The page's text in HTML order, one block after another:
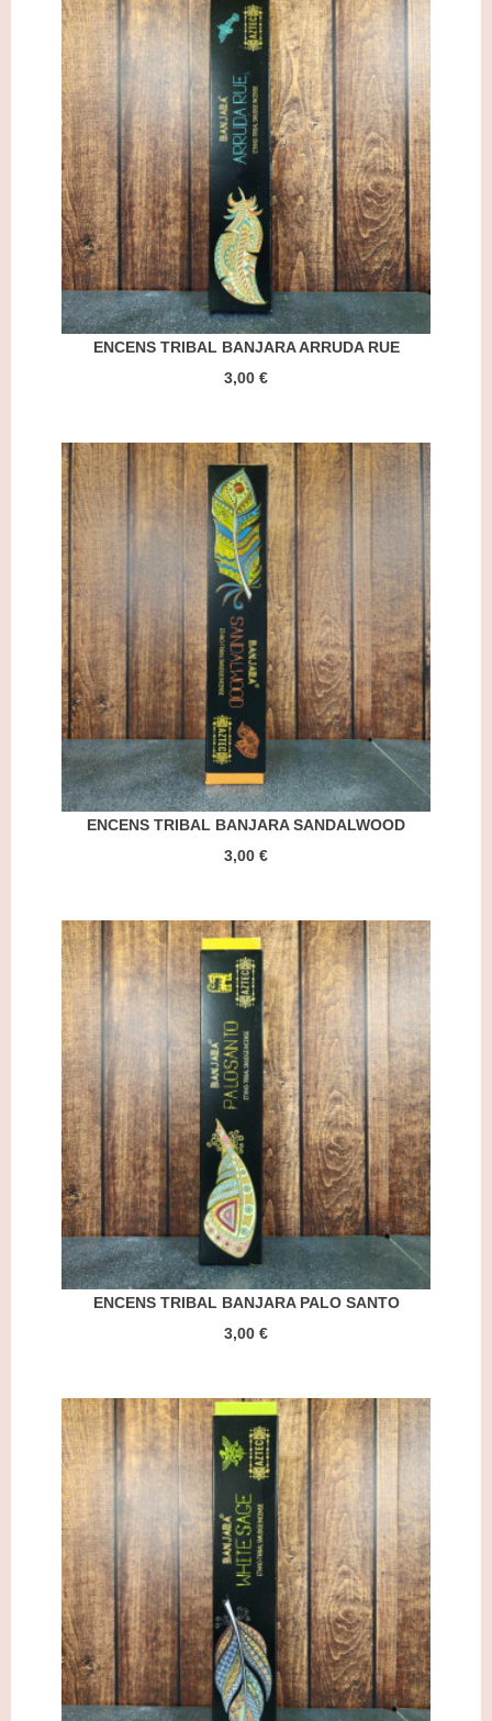
ENCENS TRIBAL BANJARA ARRUDA RUE
3,00 €
ENCENS TRIBAL BANJARA SANDALWOOD
3,00 €
ENCENS TRIBAL BANJARA PALO SANTO
3,00 €